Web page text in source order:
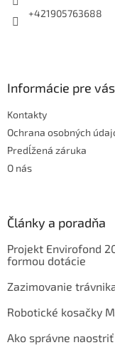
+421905763688
Informácie pre vás
Kontakty
Ochrana osobných
Predĺžená záruka
O nás
Články a poradňa
Projekt Envirofond
formou dotácie
Zazimovanie
Robotické kosačky
Ako správne